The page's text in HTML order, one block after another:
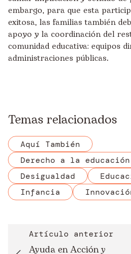
embargo, para que esta
exitosa, las familias también
apoyo y la coordinación del
comunidad educativa: equipos
administraciones públicas.
Temas relacionados
Aquí También
Derecho a la educación
Desigualdad
Infancia
Artículo anterior
Ayuda en Acción y